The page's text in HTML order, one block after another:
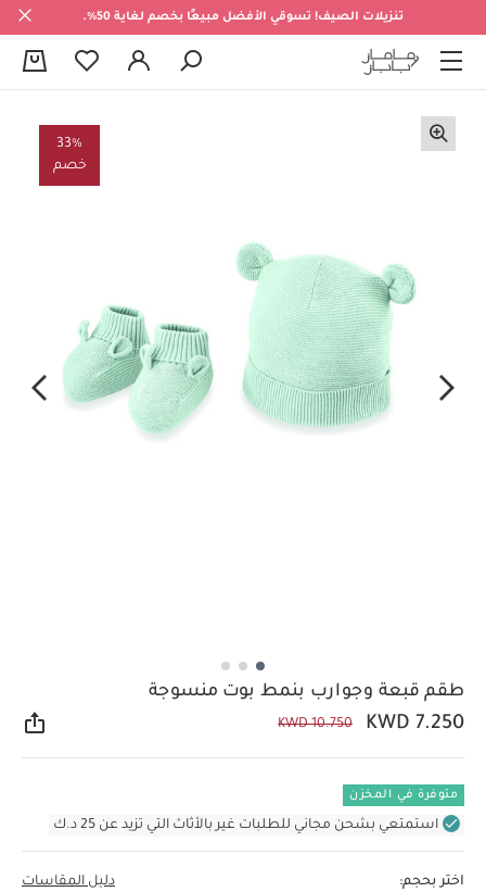
تنزيلات الصيف! تسوقي الأفضل مبيعًا بخصم لغاية 50%.
33%
خصم
طقم قبعة وجوارب بنمط بوت منسوجة
KWD 7.250
KWD 10.750
متوفرة في المخزن
استمتعي بشحن مجاني للطلبات غير بالأثاث التي تزيد عن 25 د.ك
اختر بحجم: دليل المقاسات